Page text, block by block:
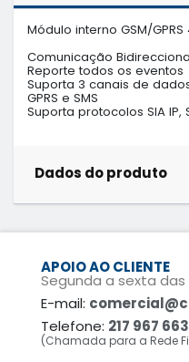
Módulo interno GSM/GPRS
Comunicação
Reporte todos os eventos
Suporta 3 canais de
GPRS e SMS
Dados do produto
APOIO AO CLIENTE
Segunda a sexta das
E-mail:
Telefone: 217 967 663
(Chamada para a Rede